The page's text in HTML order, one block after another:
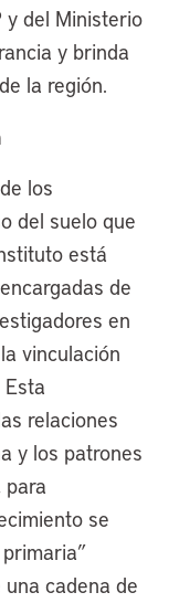
y del Ministerio
y brinda
la región.
los
del suelo que
está
de
en
vinculación
relaciones
y los patrones
para
se
cadena de